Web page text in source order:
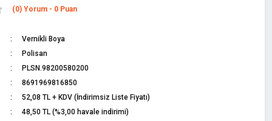
(0) Yorum - 0 Puan
Vernikli Boya
Polisan
PLSN.98200580200
8691969816850
52,08 TL + KDV (İndirimsiz Liste Fiyatı)
48,50 TL (%3,00 havale indirimi)